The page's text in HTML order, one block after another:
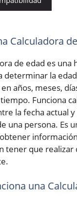
Calculadora
de edad es una
determinar la
años, meses,
Funciona
la fecha actual y
una persona. Es
tener que realizar
una